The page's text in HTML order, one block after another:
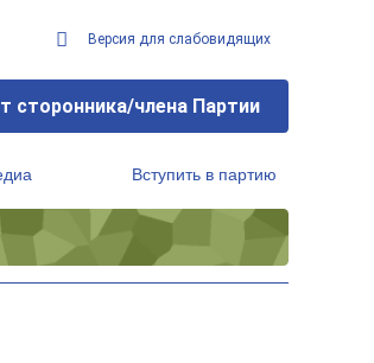
Версия для слабовидящих
сторонника/члена Партии
Вступить в партию